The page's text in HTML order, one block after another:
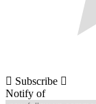
Subscribe
Notify of